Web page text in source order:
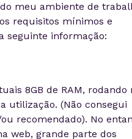
meu ambiente de
requisitos mínimos e
seguinte informação:
8GB de RAM, rodando
utilização. (Não consegui
recomendado). No
web, grande parte dos